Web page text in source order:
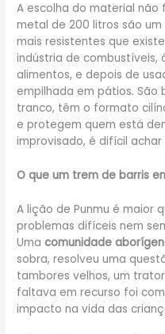
A escolha do material não
metal de 200 litros são
mais resistentes que
indústria de combustíveis,
alimentos, e depois de
empilhada em pátios.
tranco, têm o formato
e protegem quem está
improvisado, é difícil achar
O que um trem de barris
A lição de Punmu é maior
problemas difíceis nem
Umacomunidade
sobra, resolveu uma
tambores velhos, um
faltava em recurso foi
impacto na vida das